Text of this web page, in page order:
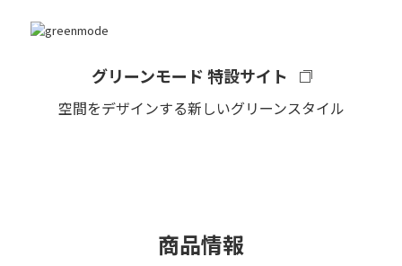
グリーンモード 特設サイト
空間をデザインする新しいグリーンスタイル
商品情報